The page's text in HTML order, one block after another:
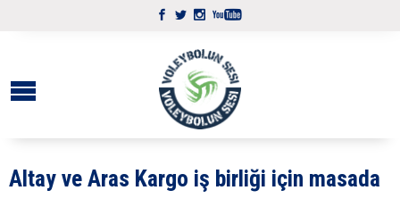
Altay ve Aras Kargo iş birliği için masada